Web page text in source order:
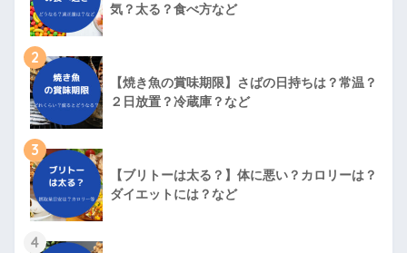
気？太る？食べ方など
2
【焼き魚の賞味期限】さばの日持ちは？常温？
２日放置？冷蔵庫？など
3
【ブリトーは太る？】体に悪い？カロリーは？
ダイエットには？など
4